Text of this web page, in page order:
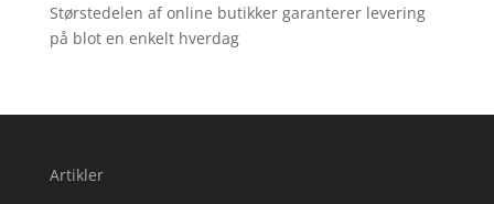
Størstedelen af online butikker garanterer levering
på blot en enkelt hverdag
Artikler